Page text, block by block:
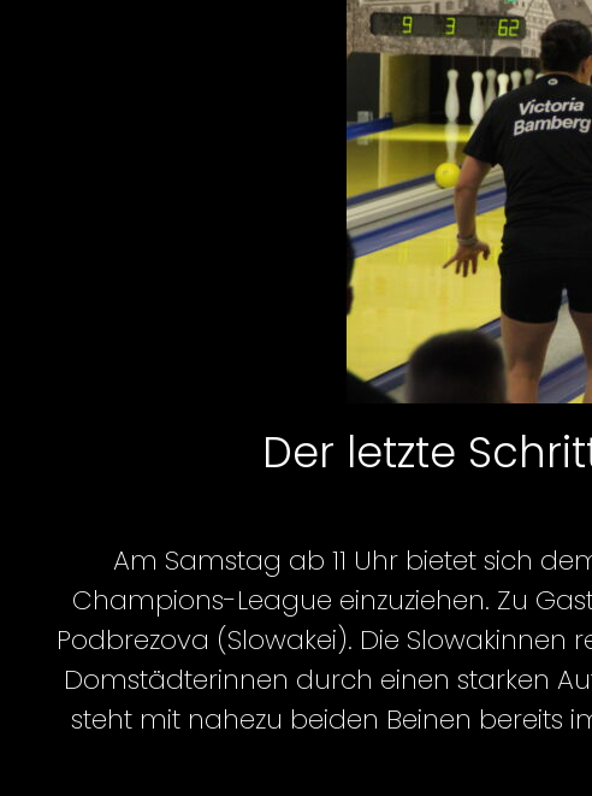
Der letzte
Am Samstag ab 11 Uhr bietet sich
Champions-League einzuziehen. Zu
Podbrezova (Slowakei). Die Slowakinnen
Domstädterinnen durch einen starken
steht mit nahezu beiden Beinen bereits